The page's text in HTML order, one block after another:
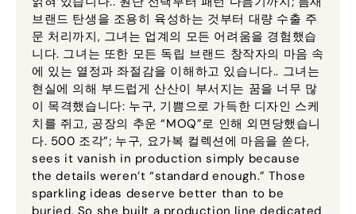
브랜드 탄생을 조용히 육성하는 것부터 대량 수출 주
문 처리까지, 그녀는 업계의 모든 어려움을 경험했습
니다. 그녀는 또한 모든 독립 브랜드 창작자의 마음 속
에 있는 열정과 좌절감을 이해하고 있습니다.. 그녀는
현실에 의해 부드럽게 산산이 부서지는 꿈을 너무 많
이 목격했습니다: 누구, 기쁨으로 가득한 디자인 스케
치를 쥐고, 공장의 추운 “MOQ”로 인해 외면당했습니
다. 500 조각”; 누구, 요가복 컬렉션에 마음을 쏟다,
sees it vanish in production simply because
the details weren’t “standard enough.” Those
sparkling ideas deserve better than to be
buried. So she built a production line dedicated